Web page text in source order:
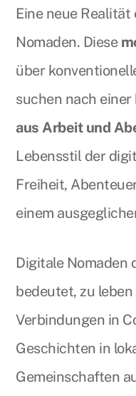
Eine neue
Nomaden. Diese
über
suchen nach
aus Arbeit und
Lebensstil der
Freiheit,
einem
Digitale Nomaden
bedeutet, zu
Verbindungen in
Geschichten in
Gemeinschaften